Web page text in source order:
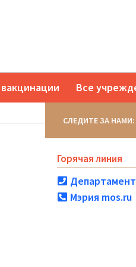
вакцинации Все
СЛЕДИТЕ ЗА НАМИ:
Горячая линия
Мэрия mos.ru